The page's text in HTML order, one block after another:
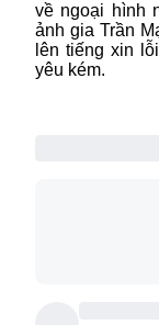
về ngoại hình
ảnh gia Trần
lên tiếng xin
yêu kém.